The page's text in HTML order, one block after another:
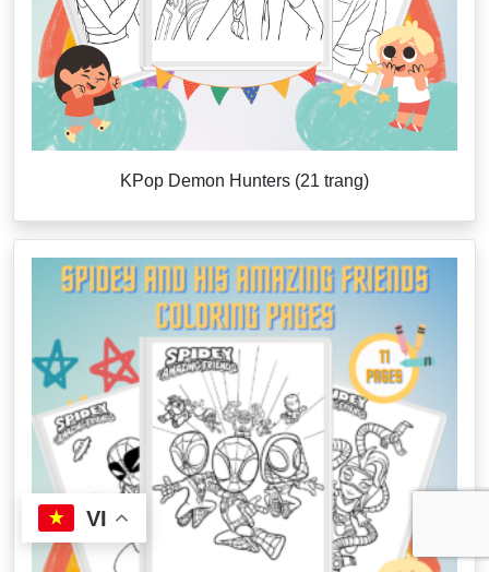
KPop Demon Hunters (21 trang)
VI